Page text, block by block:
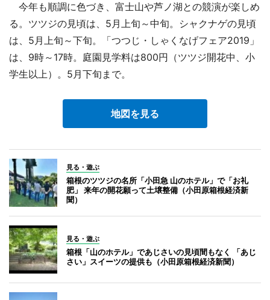
今年も順調に色づき、富士山や芦ノ湖との競演が楽しめ
る。ツツジの見頃は、5月上旬～中旬。シャクナゲの見頃
は、5月上旬～下旬。「つつじ・しゃくなげフェア2019」
は、9時～17時。庭園見学料は800円（ツツジ開花中、小
学生以上）。5月下旬まで。
地図を見る
見る・遊ぶ
箱根のツツジの名所「小田急 山のホテル」で「お礼
肥」 来年の開花願って土壌整備（小田原箱根経済新
聞）
見る・遊ぶ
箱根「山のホテル」であじさいの見頃間もなく 「あじ
さい」スイーツの提供も（小田原箱根経済新聞）